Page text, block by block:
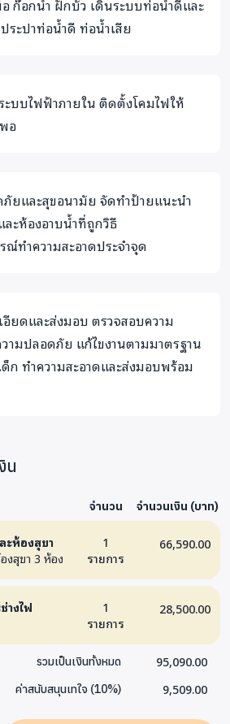
ก๊อกน้ำ ฝักบัว เดินระบบท่อน้ำดีและ
ระปาท่อน้ำดี ท่อน้ำเสีย
ะบบไฟฟ้าภายใน ติดตั้งโคมไฟให้
อ
ยและสุขอนามัย จัดทำป้ายแนะนำ
ละห้องอาบน้ำที่ถูกวิธี
ทำความสะอาดประจำจุด
อียดและส่งมอบ ตรวจสอบความ
ามปลอดภัย แก้ไขงานตามมาตรฐาน
ด็ก ทำความสะอาดและส่งมอบพร้อม
น
จำนวน จำนวนเงิน (บาท)
ะห้องสุขา
งสุขา 3 ห้อง
1
รายการ
66,590.00
างไฟ
1
รายการ
28,500.00
รวมเป็นเงินทั้งหมด 95,090.00
ค่าสนับสนุนเทใจ (10%) 9,509.00